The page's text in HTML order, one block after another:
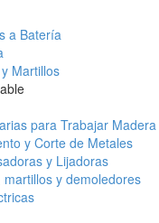
a Batería
Martillos
para Trabajar Madera
y Corte de Metales
y Lijadoras
y demoledores